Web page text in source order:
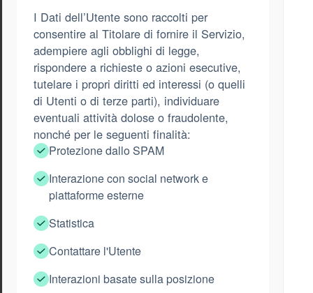
I Dati dell’Utente sono raccolti per
consentire al Titolare di fornire il Servizio,
adempiere agli obblighi di legge,
rispondere a richieste o azioni esecutive,
tutelare i propri diritti ed interessi (o quelli
di Utenti o di terze parti), individuare
eventuali attività dolose o fraudolente,
nonché per le seguenti finalità:
Protezione dallo SPAM
Interazione con social network e
piattaforme esterne
Statistica
Contattare l'Utente
Interazioni basate sulla posizione